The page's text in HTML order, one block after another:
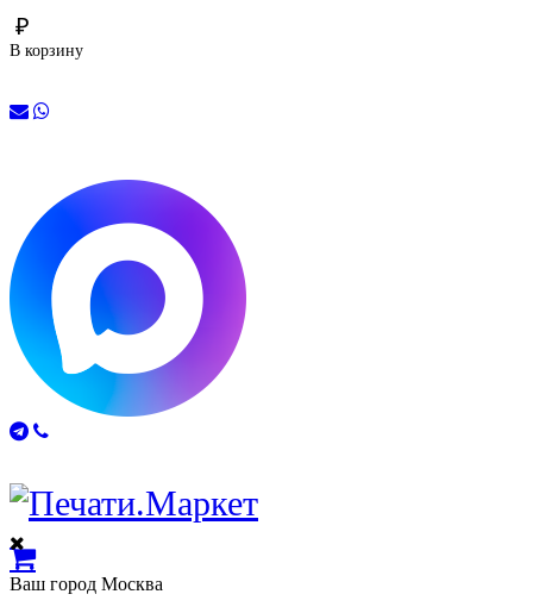
₽
В корзину
Ваш город Москва